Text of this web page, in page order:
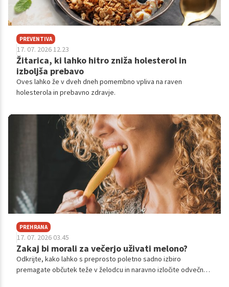
PREVENTIVA
17. 07. 2026 12.23
Žitarica, ki lahko hitro zniža holesterol in
izboljša prebavo
Oves lahko že v dveh dneh pomembno vpliva na raven
holesterola in prebavno zdravje.
PREHRANA
17. 07. 2026 03.45
Zakaj bi morali za večerjo uživati melono?
Odkrijte, kako lahko s preprosto poletno sadno izbiro
premagate občutek teže v želodcu in naravno izločite odvečno